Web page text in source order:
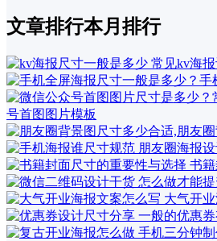
文章排行本月排行
号首图图片模板
书